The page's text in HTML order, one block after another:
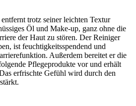
trotz seiner leichten Textur
Öl und Make-up, ganz ohne die
der Haut zu stören. Der Reiniger
ist feuchtigkeitsspendend und
Außerdem bereitet er die
Pflegeprodukte vor und erhält
erfrischte Gefühl wird durch den